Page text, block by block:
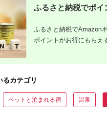
【R01313】
【2026年最新】ふるさと納
ふるさと納税でポイ
ふるさと納税でAmazon
ポイントがお得にもらえ
カテゴリ
ペットと泊まれる宿 温泉